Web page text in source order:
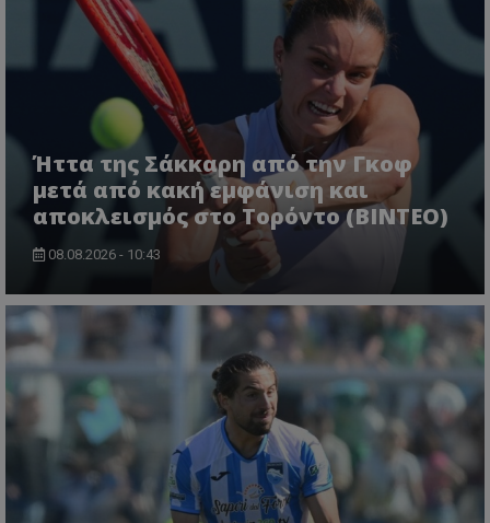
Ήττα της Σάκκαρη από την Γκοφ
μετά από κακή εμφάνιση και
αποκλεισμός στο Τορόντο (ΒΙΝΤΕΟ)
08.08.2026 - 10:43